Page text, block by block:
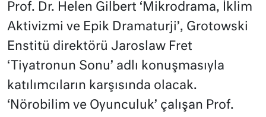
Prof. Dr. Helen Gilbert ‘Mikrodrama, İklim
Aktivizmi ve Epik Dramaturji’, Grotowski
Enstitü direktörü Jaroslaw Fret
‘Tiyatronun Sonu’ adlı konuşmasıyla
katılımcıların karşısında olacak.
‘Nörobilim ve Oyunculuk’ çalışan Prof.